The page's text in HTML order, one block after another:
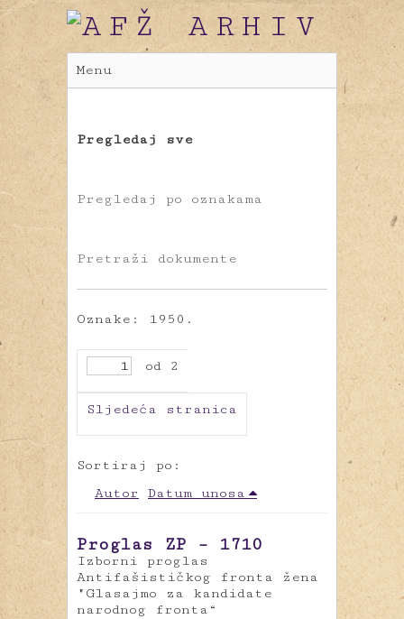
Menu
Pregledaj sve
Pregledaj po oznakama
Pretraži dokumente
Oznake: 1950.
od 2
Sljedeća stranica
Sortiraj po:
Autor
Datum unosa
Proglas ZP – 1710
Izborni proglas
Antifašističkog fronta žena
"Glasajmo za kandidate
narodnog fronta“